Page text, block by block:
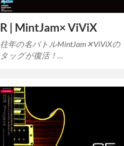
R | MintJam× ViViX
往年の名バトルMintJam✕ViViXの
タッグが復活！…